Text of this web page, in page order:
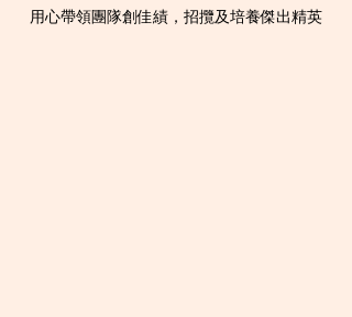
用心帶領團隊創佳績，招攬及培養傑出精英